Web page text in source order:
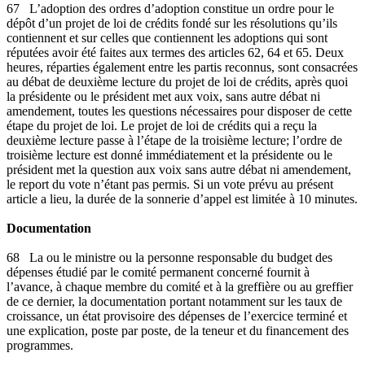
67 L’adoption des ordres d’adoption constitue un ordre pour le
dépôt d’un projet de loi de crédits fondé sur les résolutions qu’ils
contiennent et sur celles que contiennent les adoptions qui sont
réputées avoir été faites aux termes des articles 62, 64 et 65. Deux
heures, réparties également entre les partis reconnus, sont consacrées
au débat de deuxième lecture du projet de loi de crédits, après quoi
la présidente ou le président met aux voix, sans autre débat ni
amendement, toutes les questions nécessaires pour disposer de cette
étape du projet de loi. Le projet de loi de crédits qui a reçu la
deuxième lecture passe à l’étape de la troisième lecture; l’ordre de
troisième lecture est donné immédiatement et la présidente ou le
président met la question aux voix sans autre débat ni amendement,
le report du vote n’étant pas permis. Si un vote prévu au présent
article a lieu, la durée de la sonnerie d’appel est limitée à 10 minutes.
Documentation
68 La ou le ministre ou la personne responsable du budget des
dépenses étudié par le comité permanent concerné fournit à
l’avance, à chaque membre du comité et à la greffière ou au greffier
de ce dernier, la documentation portant notamment sur les taux de
croissance, un état provisoire des dépenses de l’exercice terminé et
une explication, poste par poste, de la teneur et du financement des
programmes.